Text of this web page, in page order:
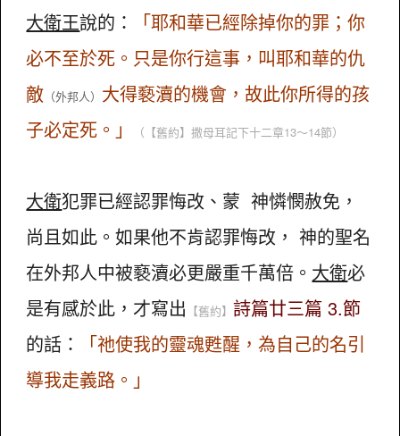
大衛王說的：
「耶和華已經除掉你的罪；你
必不至於死。只是你行這事，叫耶和華的仇
敵 （外邦人） 大得褻瀆的機會，故此你所得的孩
子必定死。」
（【舊約】撒母耳記下十二章13～14節）
大衛犯罪已經認罪悔改、蒙 神憐憫赦免，
尚且如此。如果他不肯認罪悔改， 神的聖名
在外邦人中被褻瀆必更嚴重千萬倍。 大衛必
是有感於此，才寫出 【舊約】 詩篇廿三篇 3.節
的話：
「祂使我的靈魂甦醒，為自己的名引
導我走義路。」